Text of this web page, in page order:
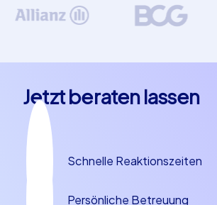
Jetzt beraten lassen
Schnelle Reaktionszeiten
Persönliche Betreuung